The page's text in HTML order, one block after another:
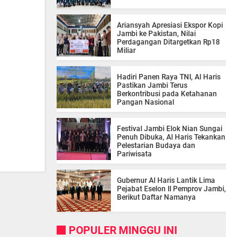
Ariansyah Apresiasi Ekspor Kopi
Jambi ke Pakistan, Nilai
Perdagangan Ditargetkan Rp18
Miliar
Hadiri Panen Raya TNI, Al Haris
Pastikan Jambi Terus
Berkontribusi pada Ketahanan
Pangan Nasional
Festival Jambi Elok Nian Sungai
Penuh Dibuka, Al Haris Tekankan
Pelestarian Budaya dan
Pariwisata
Gubernur Al Haris Lantik Lima
Pejabat Eselon II Pemprov Jambi,
Berikut Daftar Namanya
POPULER MINGGU INI